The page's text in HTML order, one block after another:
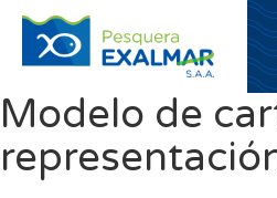
Modelo de